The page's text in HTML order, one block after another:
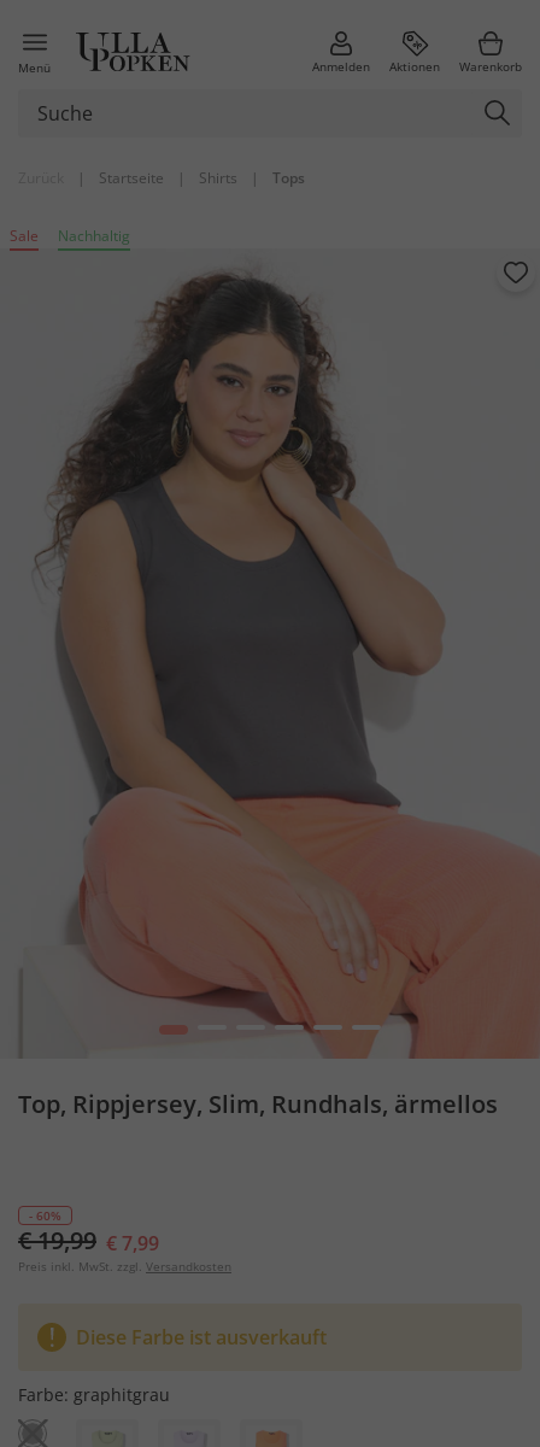
Menü Anmelden Aktionen Warenkorb
| Startseite | Shirts | Tops
Sale Nachhaltig
1 5 6
Top, Rippjersey, Slim, Rundhals, ärmellos
- 60%
€ 19,99 € 7,99
Preis inkl. MwSt. zzgl. Versandkosten
Diese Farbe ist ausverkauft
Farbe: graphitgrau